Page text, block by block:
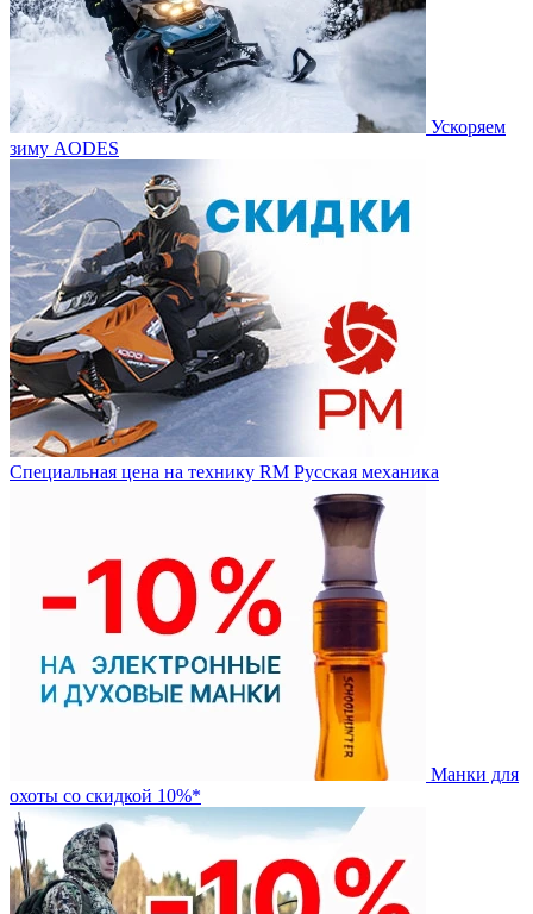
Ускоряем
зиму AODES
Специальная цена на технику RM Русская механика
Манки для
охоты со скидкой 10%*